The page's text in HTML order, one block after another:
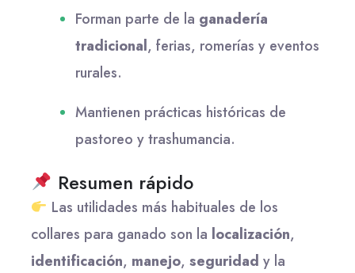
Forman parte de la ganadería
tradicional, ferias, romerías y eventos
rurales.
Mantienen prácticas históricas de
pastoreo y trashumancia.
Resumen rápido
Las utilidades más habituales de los
collares para ganado son la localización,
identificación, manejo, seguridad y la